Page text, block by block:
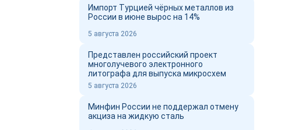
Импорт Турцией чёрных металлов из
России в июне вырос на 14%
5 августа 2026
Представлен российский проект
многолучевого электронного
литографа для выпуска микросхем
5 августа 2026
Минфин России не поддержал отмену
акциза на жидкую сталь